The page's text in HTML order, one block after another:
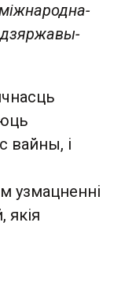
вайны, і
узмацненні
якія